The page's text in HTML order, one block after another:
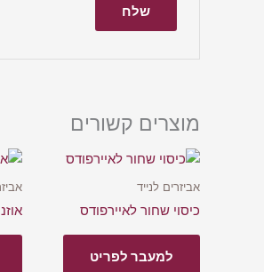
מוצרים קשורים
אביזרים לנייד
כיסוי שחור לאיירפודס
למעבר לפריט